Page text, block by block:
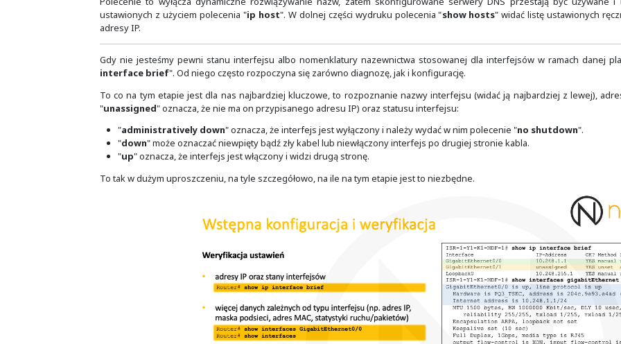
polecenie "ip host", gdzie podajemy nazwę domenową, a zaraz po niej listę adresów IP.
można także tworzyć rekordy MX, NS i SRV. Na urządzeniach sieciowych polecenie to rzadko
Na tym slajdzie prześledzić możemy zarówno konfigurację, jak i weryfikację wcześniej
nazwę domenową, serwery DNS oraz utworzone wpisy statyczne.